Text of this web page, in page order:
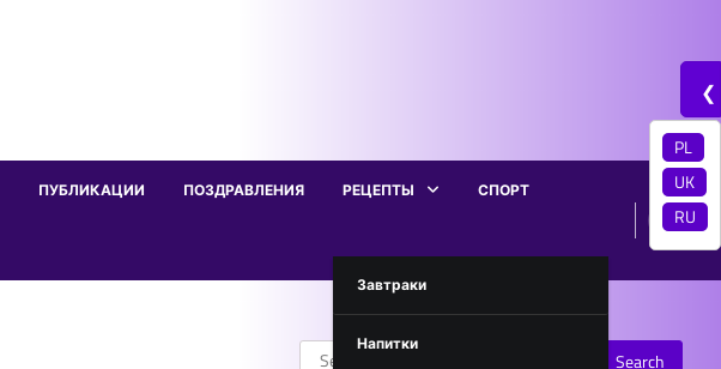
ПУБЛИКАЦИИ ПОЗДРАВЛЕНИЯ РЕЦЕПТЫ
Завтраки
Напитки
СПОРТ
Search
❮
PL
UK
RU